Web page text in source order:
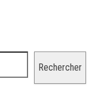
Rechercher